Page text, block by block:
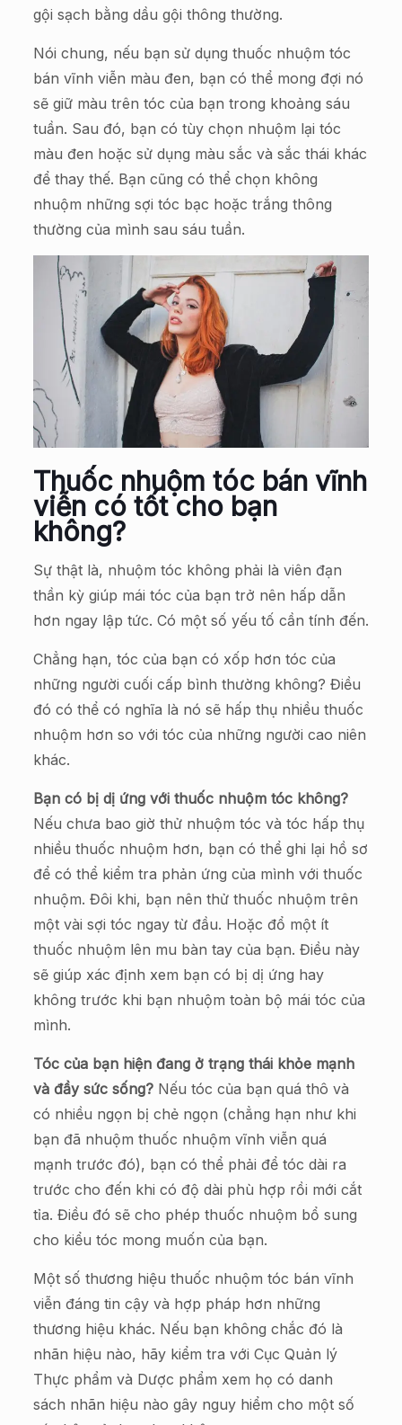
gội sạch bằng dầu gội thông thường.
Nói chung, nếu bạn sử dụng thuốc nhuộm tóc
bán vĩnh viễn màu đen, bạn có thể mong đợi nó
sẽ giữ màu trên tóc của bạn trong khoảng sáu
tuần. Sau đó, bạn có tùy chọn nhuộm lại tóc
màu đen hoặc sử dụng màu sắc và sắc thái khác
để thay thế. Bạn cũng có thể chọn không
nhuộm những sợi tóc bạc hoặc trắng thông
thường của mình sau sáu tuần.
Thuốc nhuộm tóc bán vĩnh
viễn có tốt cho bạn
không?
Sự thật là, nhuộm tóc không phải là viên đạn
thần kỳ giúp mái tóc của bạn trở nên hấp dẫn
hơn ngay lập tức. Có một số yếu tố cần tính đến.
Chẳng hạn, tóc của bạn có xốp hơn tóc của
những người cuối cấp bình thường không? Điều
đó có thể có nghĩa là nó sẽ hấp thụ nhiều thuốc
nhuộm hơn so với tóc của những người cao niên
khác.
Bạn có bị dị ứng với thuốc nhuộm tóc không?
Nếu chưa bao giờ thử nhuộm tóc và tóc hấp thụ
nhiều thuốc nhuộm hơn, bạn có thể ghi lại hồ sơ
để có thể kiểm tra phản ứng của mình với thuốc
nhuộm. Đôi khi, bạn nên thử thuốc nhuộm trên
một vài sợi tóc ngay từ đầu. Hoặc đổ một ít
thuốc nhuộm lên mu bàn tay của bạn. Điều này
sẽ giúp xác định xem bạn có bị dị ứng hay
không trước khi bạn nhuộm toàn bộ mái tóc của
mình.
Tóc của bạn hiện đang ở trạng thái khỏe mạnh
và đầy sức sống?Nếu tóc của bạn quá thô và
có nhiều ngọn bị chẻ ngọn (chẳng hạn như khi
bạn đã nhuộm thuốc nhuộm vĩnh viễn quá
mạnh trước đó), bạn có thể phải để tóc dài ra
trước cho đến khi có độ dài phù hợp rồi mới cắt
tỉa. Điều đó sẽ cho phép thuốc nhuộm bổ sung
cho kiểu tóc mong muốn của bạn.
Một số thương hiệu thuốc nhuộm tóc bán vĩnh
viễn đáng tin cậy và hợp pháp hơn những
thương hiệu khác. Nếu bạn không chắc đó là
nhãn hiệu nào, hãy kiểm tra với Cục Quản lý
Thực phẩm và Dược phẩm xem họ có danh
sách nhãn hiệu nào gây nguy hiểm cho một số